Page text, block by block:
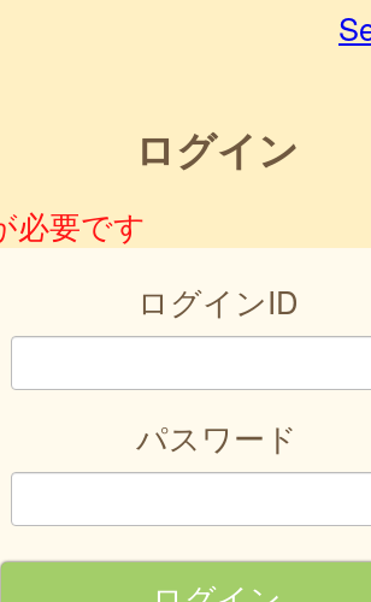
ログイン
必要です
ログインID
パスワード